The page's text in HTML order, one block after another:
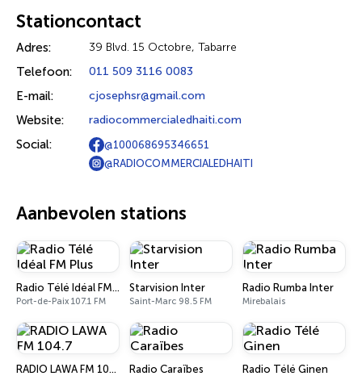
Stationcontact
Adres: 39 Blvd. 15 Octobre, Tabarre
Telefoon: 011 509 3116 0083
E-mail: cjosephsr@gmail.com
Website: radiocommercialedhaiti.com
Social:
@100068695346651
@RADIOCOMMERCIALEDHAITI
Aanbevolen stations
Radio Télé Idéal FM Plus
Port-de-Paix 107.1 FM
Starvision Inter
Saint-Marc 98.5 FM
Radio Rumba Inter
Mirebalais
RADIO LAWA FM 104.7 Radio Caraïbes Radio Télé Ginen